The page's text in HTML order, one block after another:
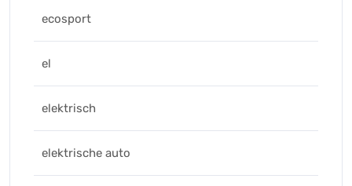
ecosport
el
elektrisch
elektrische auto